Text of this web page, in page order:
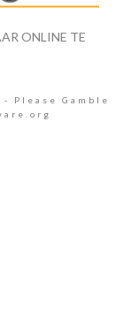
ONLINE TE
Please Gamble